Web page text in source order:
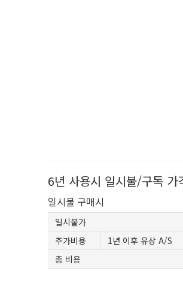
6년 사용시 일시불/구독 가
일시불 구매시
일시불가
추가비용
1년 이후 유상 A/S
총 비용